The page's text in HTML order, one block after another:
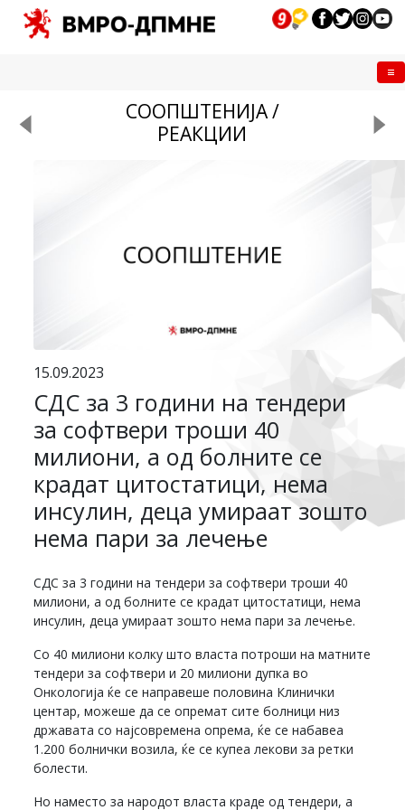
СООПШТЕНИЈА /
РЕАКЦИИ
15.09.2023
СДС за 3 години на тендери
за софтвери троши 40
милиони, а од болните се
крадат цитостатици, нема
инсулин, деца умираат зошто
нема пари за лечење
СДС за 3 години на тендери за софтвери троши 40
милиони, а од болните се крадат цитостатици, нема
инсулин, деца умираат зошто нема пари за лечење.
Со 40 милиони колку што власта потроши на матните
тендери за софтвери и 20 милиони дупка во
Онкологија ќе се направеше половина Клинички
центар, можеше да се опремат сите болници низ
државата со најсовремена опрема, ќе се набавеа
1.200 болнички возила, ќе се купеа лекови за ретки
болести.
Но наместо за народот власта краде од тендери, а